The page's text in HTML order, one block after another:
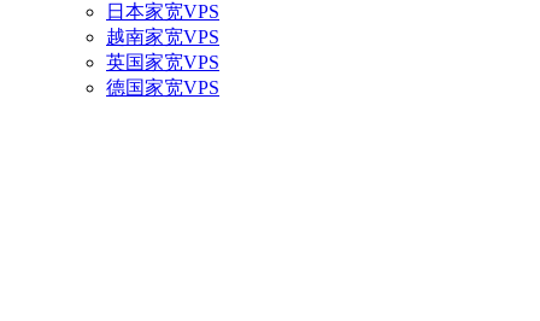
日本家宽VPS
越南家宽VPS
英国家宽VPS
德国家宽VPS